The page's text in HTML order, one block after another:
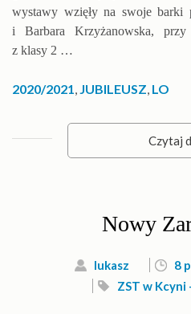
wystawy wzięły na swoje barki
i Barbara Krzyżanowska,
z klasy 2 …
2020/2021 JUBILEUSZ LO
Czytaj
Nowy
lukasz
8
ZST w